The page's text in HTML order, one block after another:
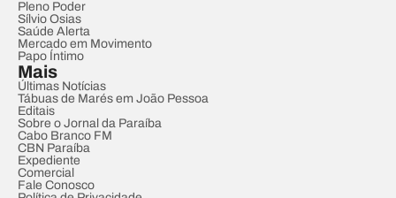
Pleno Poder
Sílvio Osias
Saúde Alerta
Mercado em Movimento
Papo Íntimo
Mais
Últimas Notícias
Tábuas de Marés em João Pessoa
Editais
Sobre o Jornal da Paraíba
Cabo Branco FM
CBN Paraíba
Expediente
Comercial
Fale Conosco